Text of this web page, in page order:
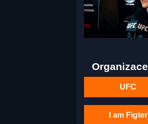
Organizace
UFC
I am Figter